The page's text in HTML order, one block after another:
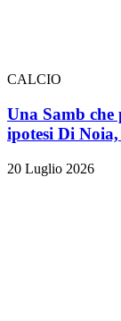
CALCIO
Una Samb
ipotesi Di Noia,
20 Luglio 2026